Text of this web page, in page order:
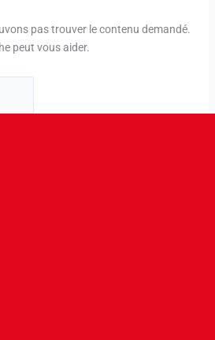
pas trouver le contenu demandé.
peut vous aider.